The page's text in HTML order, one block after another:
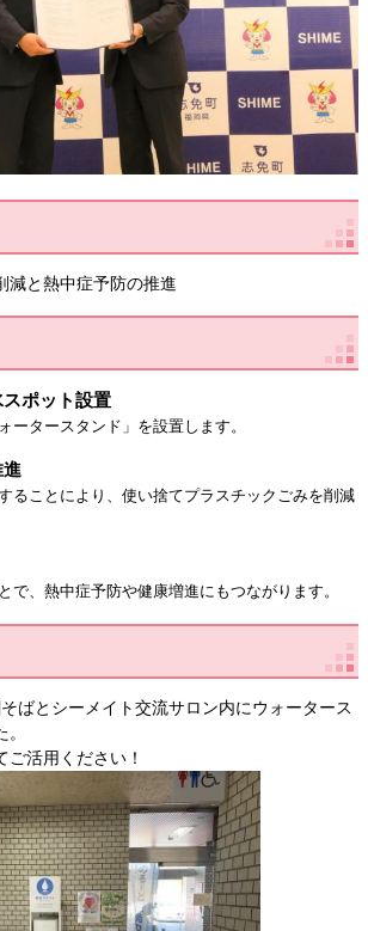
減と熱中症予防の推進
ポット設置
ータースタンド」を設置​します。
ることにより、使い捨てプラスチックごみを削減
で、熱中症予防や健康増進にもつながります。
ばとシーメイト交流サロン内にウォータース
ご活用ください！